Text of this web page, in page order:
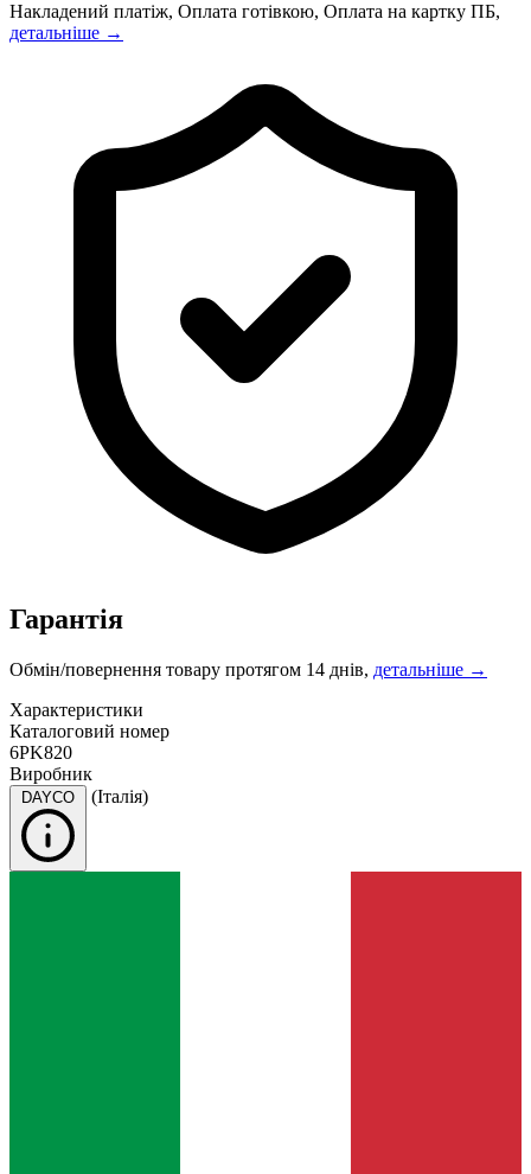
Накладений платіж, Оплата готівкою, Оплата на картку ПБ,
детальніше →
Гарантія
Обмін/повернення товару протягом 14 днів, детальніше →
Характеристики
Каталоговий номер
6PK820
Виробник
(Італія)